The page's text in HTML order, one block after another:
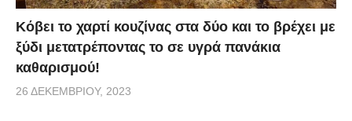
Κόβει το χαρτί κουζίνας στα δύο και το βρέχει με
ξύδι μετατρέποντας το σε υγρά πανάκια
καθαρισμού!
26 ΔΕΚΕΜΒΡΊΟΥ, 2023